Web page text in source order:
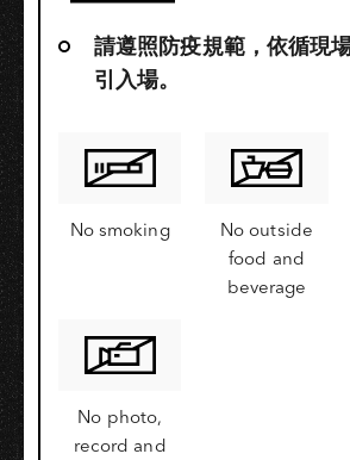
請遵照防疫規範，依循現
引入場。
No smoking
No outside
food and
beverage
No photo,
record and